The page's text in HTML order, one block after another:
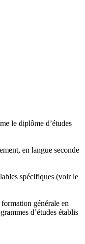
le diplôme d’études
en langue seconde
spécifiques (voir le
générale en
d’études établis